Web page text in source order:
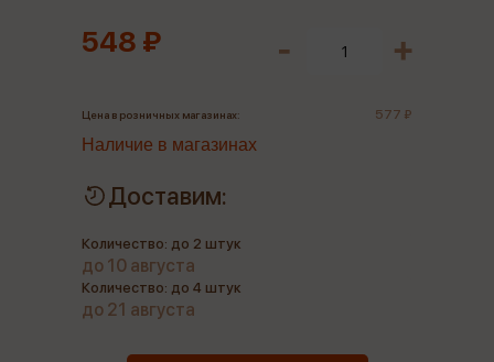
548 ₽
Цена в розничных магазинах: 577 ₽
Наличие в магазинах
Доставим:
Количество: до 2 штук
до 10 августа
Количество: до 4 штук
до 21 августа